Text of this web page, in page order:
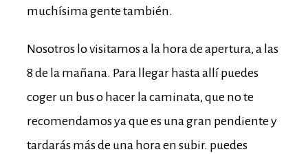
muchísima gente también.
Nosotros lo visitamos a la hora de apertura, a las
8 de la mañana. Para llegar hasta allí puedes
coger un bus o hacer la caminata, que no te
recomendamos ya que es una gran pendiente y
tardarás más de una hora en subir. puedes